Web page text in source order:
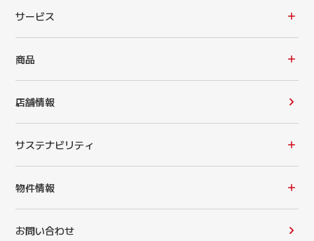
サービス
商品
店舗情報
サステナビリティ
物件情報
お問い合わせ